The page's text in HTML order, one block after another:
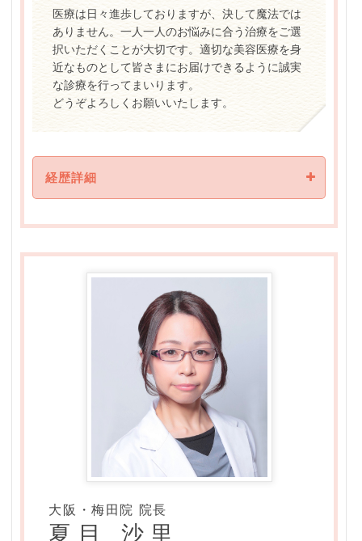
医療は日々進歩しておりますが、決して魔法では
ありません。一人一人のお悩みに合う治療をご選
択いただくことが大切です。適切な美容医療を身
近なものとして皆さまにお届けできるように誠実
な診療を行ってまいります。
どうぞよろしくお願いいたします。
経歴詳細
[ 資格 ]
日本専門医機構認定形成外科専門医
創傷外科学会専門医
皮膚腫瘍外科分野指導医
1999年
大阪・梅田院 院長
夏目 沙里